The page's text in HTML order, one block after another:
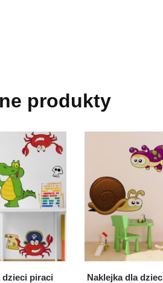
produkty
dzieci piraci Naklejka dla